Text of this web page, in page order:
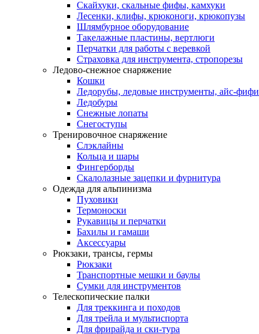
Скайхуки, скальные фифы, камхуки
Лесенки, клифы, крюконоги, крюкопузы
Шлямбурное оборудование
Такелажные пластины, вертлюги
Перчатки для работы с веревкой
Страховка для инструмента, стропорезы
Ледово-снежное снаряжение
Кошки
Ледорубы, ледовые инструменты, айс-фифи
Ледобуры
Снежные лопаты
Снегоступы
Тренировочное снаряжение
Слэклайны
Кольца и шары
Фингерборды
Скалолазные зацепки и фурнитура
Одежда для альпинизма
Пуховики
Термоноски
Рукавицы и перчатки
Бахилы и гамаши
Аксессуары
Рюкзаки, трансы, гермы
Рюкзаки
Транспортные мешки и баулы
Сумки для инструментов
Телескопические палки
Для треккинга и походов
Для трейла и мультиспорта
Для фрирайда и ски-тура